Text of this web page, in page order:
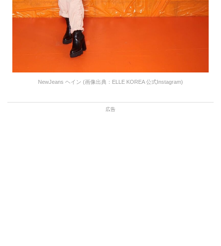
NewJeans ヘイン (画像出典：ELLE KOREA 公式Instagram)